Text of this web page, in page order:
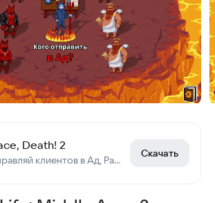
Death! 2
Отправляй клиентов в Ад, Рай и Чистилище.
Скачать